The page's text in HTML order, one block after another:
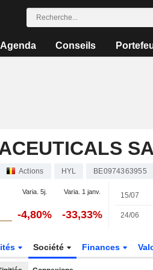
Agenda Conseils
SA
Actions HYL BE0974363955
Varia. 5j. Varia. 1 janv.
-4,80% -33,33%
15/07
24/06
Société Finances